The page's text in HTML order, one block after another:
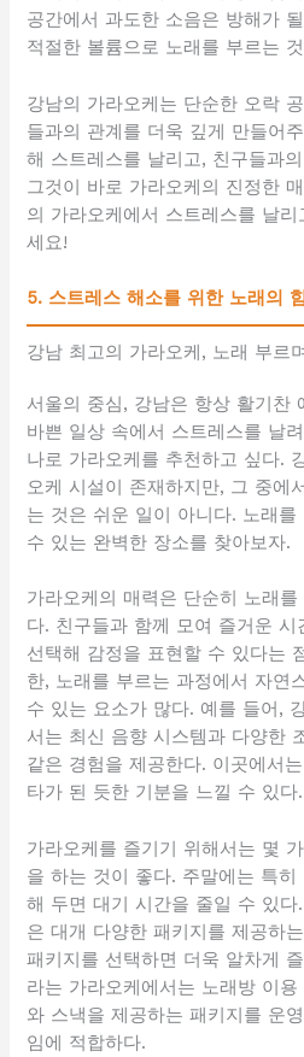
공간에서 과도한 소음은 방해가
적절한 볼륨으로 노래를 부르는
강남의 가라오케는 단순한 오락
들과의 관계를 더욱 깊게 만들어
해 스트레스를 날리고, 친구들과
그것이 바로 가라오케의 진정한
의 가라오케에서 스트레스를 날
세요!
5. 스트레스 해소를 위한 노래의 힘
강남 최고의 가라오케, 노래 부르
서울의 중심, 강남은 항상 활기찬
바쁜 일상 속에서 스트레스를 날
나로 가라오케를 추천하고 싶다.
오케 시설이 존재하지만, 그 중에
는 것은 쉬운 일이 아니다. 노래를
수 있는 완벽한 장소를 찾아보자.
가라오케의 매력은 단순히 노래
다. 친구들과 함께 모여 즐거운
선택해 감정을 표현할 수 있다는
한, 노래를 부르는 과정에서 자연
수 있는 요소가 많다. 예를 들어,
서는 최신 음향 시스템과 다양한
같은 경험을 제공한다. 이곳에서
타가 된 듯한 기분을 느낄 수 있다.
가라오케를 즐기기 위해서는 몇
을 하는 것이 좋다. 주말에는 특
해 두면 대기 시간을 줄일 수 있
은 대개 다양한 패키지를 제공하
패키지를 선택하면 더욱 알차게
라는 가라오케에서는 노래방 이
와 스낵을 제공하는 패키지를 운
임에 적합하다.